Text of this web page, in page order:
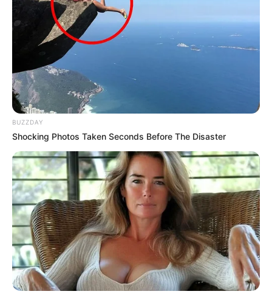
ΕΥΒΟΙΑ
ΠΛΑΣΜΑ
ΤΑΥΤΟΤΗΤΑ ΚΑΙ ΕΠΙΚΟΙΝΩΝΙΑ ΟΡΟΙ ΧΡΗΣΗΣ
© 2025 EVIANEWS του Γιώργου Κουτσελίνη
BUZZDAY
Shocking Photos Taken Seconds Before The Disaster